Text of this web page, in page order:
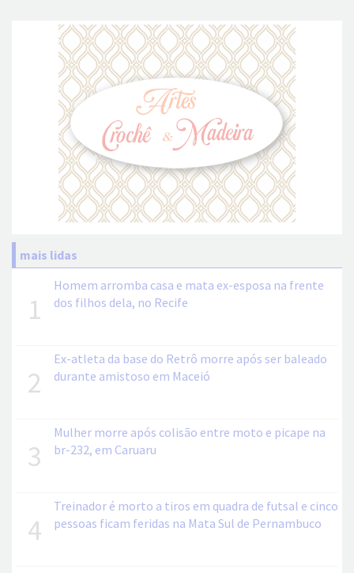
mais lidas
1
Homem arromba casa e mata ex-esposa na frente
dos filhos dela, no Recife
2
Ex-atleta da base do Retrô morre após ser baleado
durante amistoso em Maceió
3
Mulher morre após colisão entre moto e picape na
br-232, em Caruaru
4
Treinador é morto a tiros em quadra de futsal e cinco
pessoas ficam feridas na Mata Sul de Pernambuco